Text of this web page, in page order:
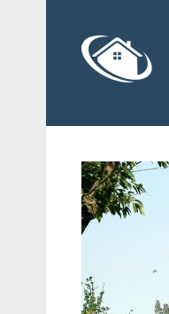
content